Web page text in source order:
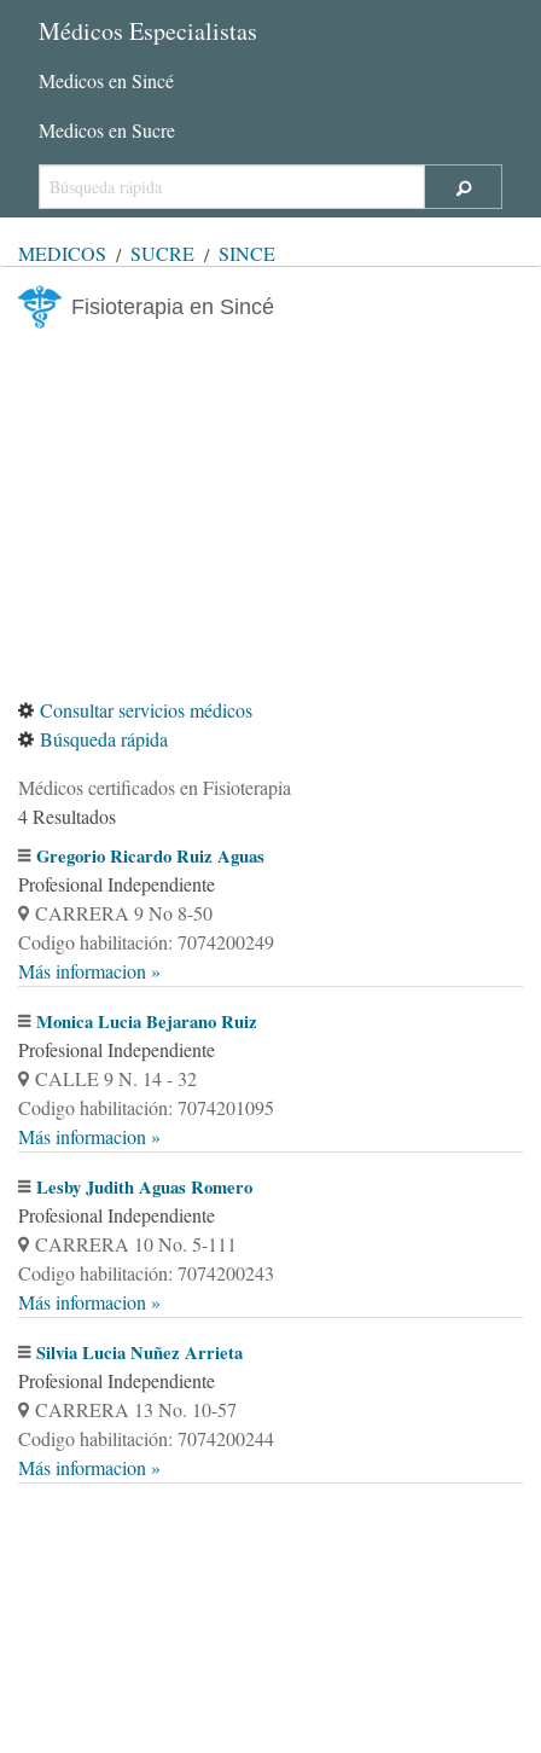
Médicos Especialistas
Medicos en Sincé
Medicos en Sucre
MÉDICOS SUCRE SINCÉ
Fisioterapia en Sincé
Consultar servicios médicos
Búsqueda rápida
Médicos certificados en Fisioterapia
4 Resultados
Gregorio Ricardo Ruiz Aguas
Profesional Independiente
CARRERA 9 No 8-50
Codigo habilitación: 7074200249
Más informacion »
Monica Lucia Bejarano Ruiz
Profesional Independiente
CALLE 9 N. 14 - 32
Codigo habilitación: 7074201095
Más informacion »
Lesby Judith Aguas Romero
Profesional Independiente
CARRERA 10 No. 5-111
Codigo habilitación: 7074200243
Más informacion »
Silvia Lucia Nuñez Arrieta
Profesional Independiente
CARRERA 13 No. 10-57
Codigo habilitación: 7074200244
Más informacion »